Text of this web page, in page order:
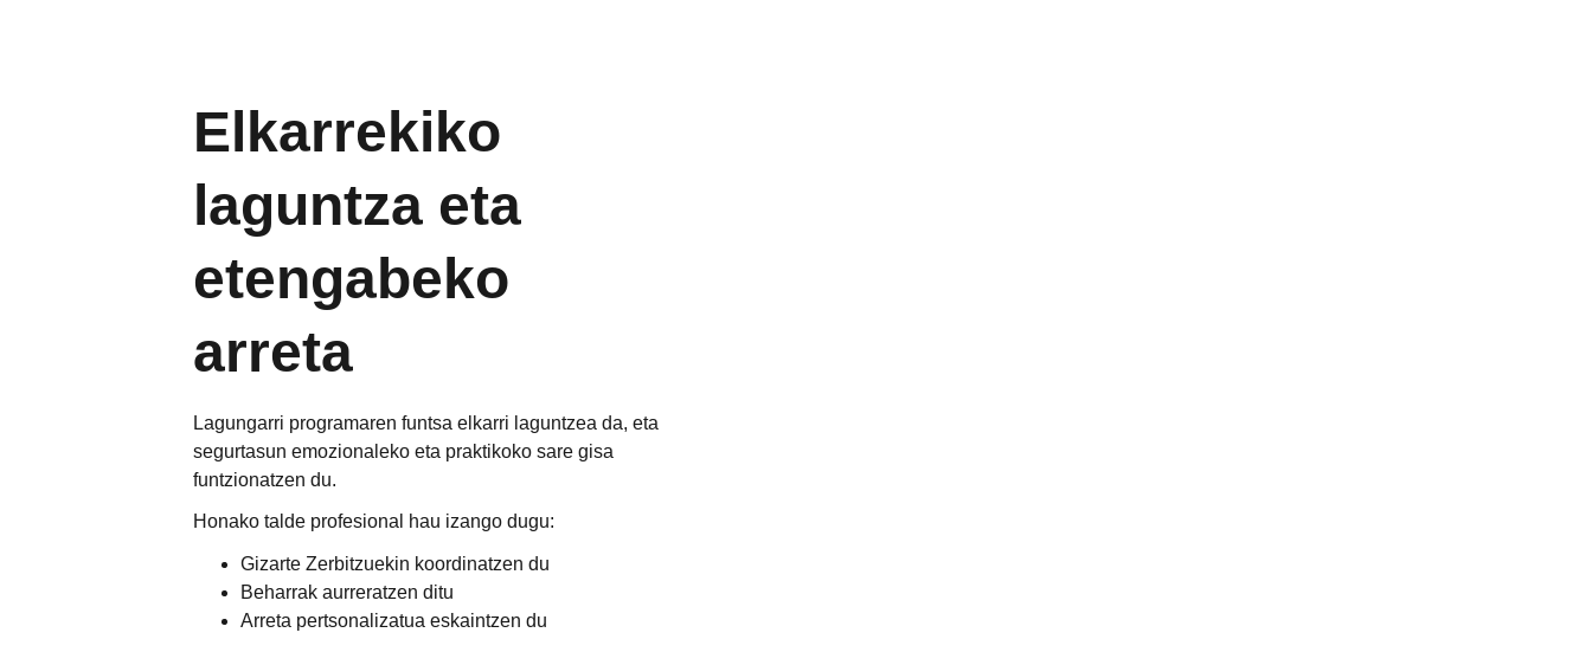
Elkarrekiko
laguntza eta
etengabeko
arreta
Lagungarri programaren funtsa elkarri laguntzea da, eta
segurtasun emozionaleko eta praktikoko sare gisa
funtzionatzen du.
Honako talde profesional hau izango dugu:
Gizarte Zerbitzuekin koordinatzen du
Beharrak aurreratzen ditu
Arreta pertsonalizatua eskaintzen du